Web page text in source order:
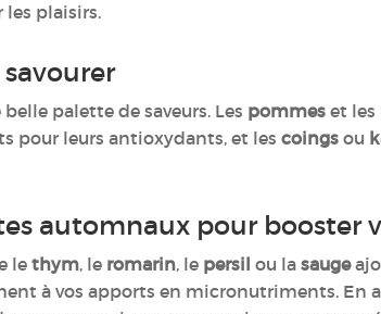
plaisirs.
savourer
palette de saveurs. Les pommes et les
pour leurs antioxydants, et les coings ou
automnaux pour booster
le thym, le romarin, le persil ou la sauge
à vos apports en micronutriments. En